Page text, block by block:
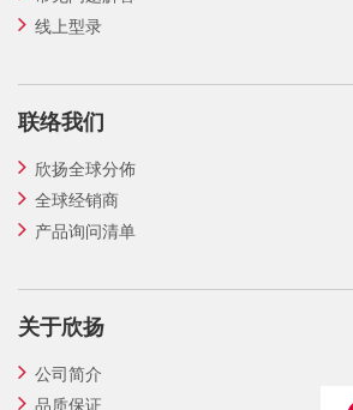
线上型录
联络我们
欣扬全球分佈
全球经销商
产品询问清单
关于欣扬
公司简介
品质保证